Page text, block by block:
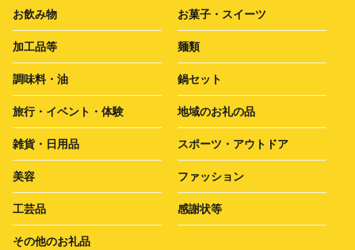
お飲み物 お菓子・スイーツ
加工品等 麺類
調味料・油 鍋セット
旅行・イベント・体験 地域のお礼の品
雑貨・日用品 スポーツ・アウトドア
美容 ファッション
工芸品 感謝状等
その他のお礼品